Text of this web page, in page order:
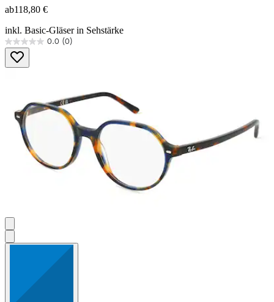
ab118,80 €
inkl. Basic-Gläser in Sehstärke
0.0 (0)
0.0
von
5